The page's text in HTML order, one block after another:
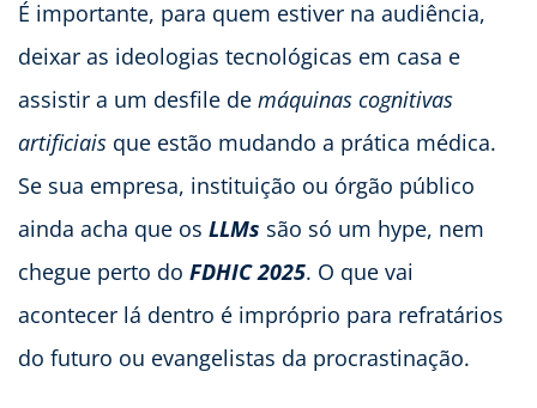
É importante, para quem estiver na audiência,
deixar as ideologias tecnológicas em casa e
assistir a um desfile de máquinas cognitivas
artificiais que estão mudando a prática médica.
Se sua empresa, instituição ou órgão público
ainda acha que os LLMs são só um hype, nem
chegue perto do FDHIC 2025. O que vai
acontecer lá dentro é impróprio para refratários
do futuro ou evangelistas da procrastinação.